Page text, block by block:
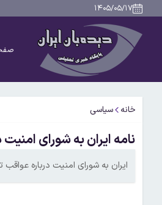
۱۴۰۵/۰۵/۱۷
خانه سیاسی
نامه ایران به شورای
ایران به شورای امنیت درباره